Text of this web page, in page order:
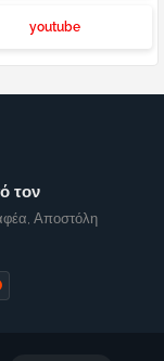
youtube
τον
Αποστόλη